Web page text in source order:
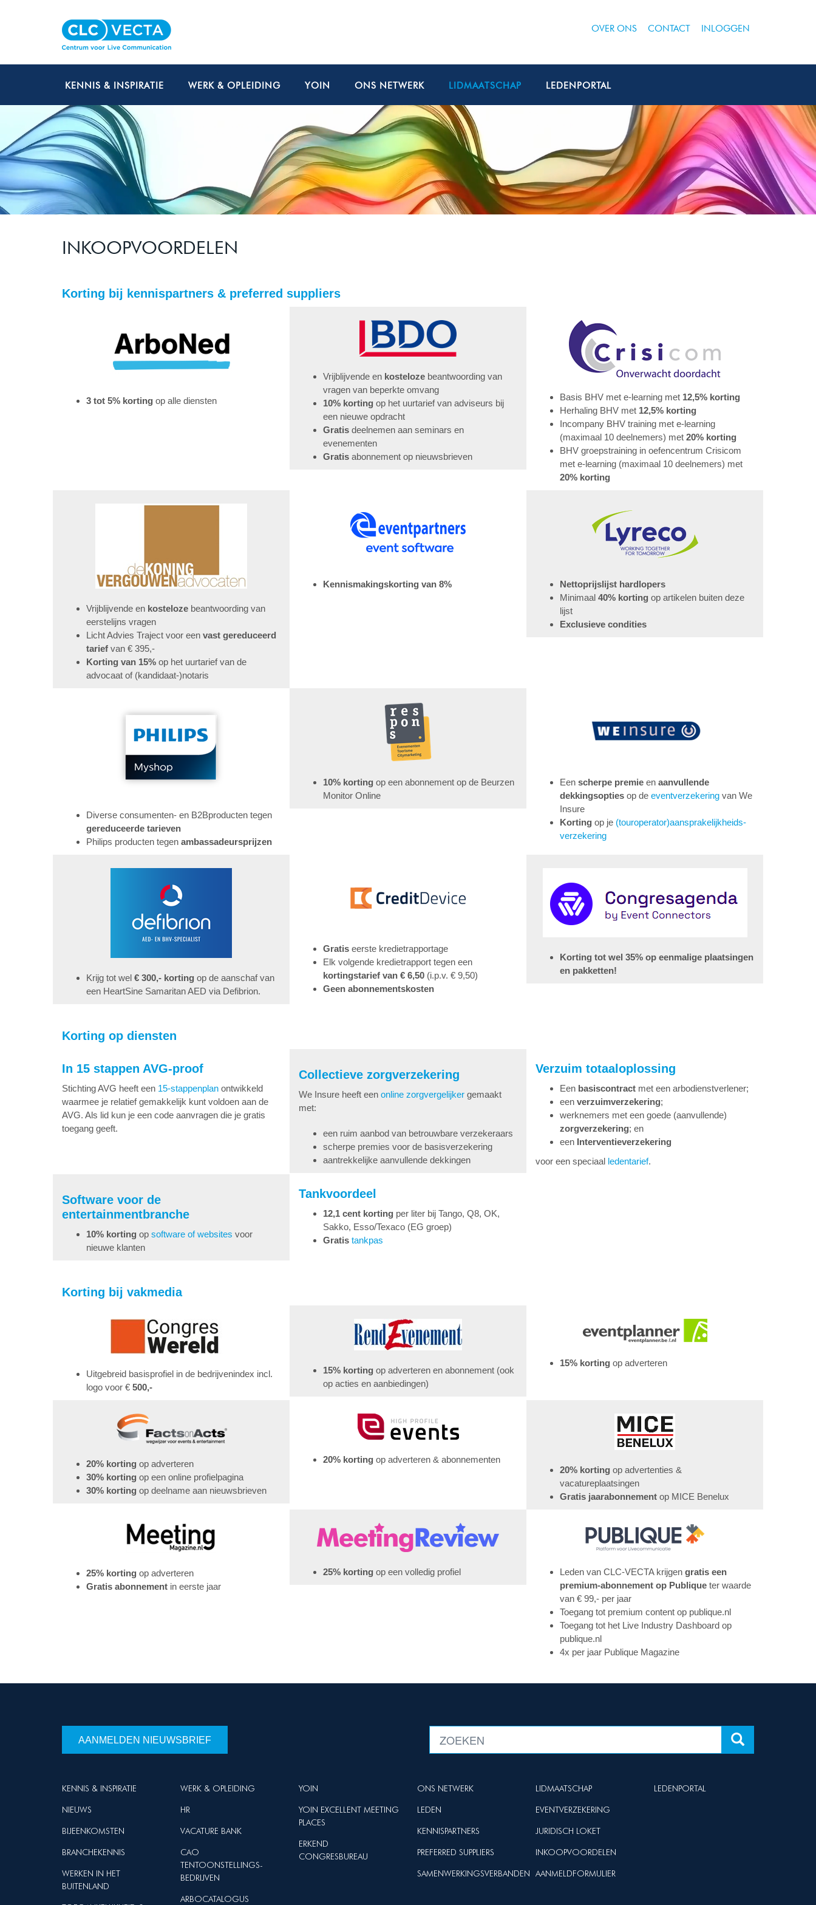
OVER ONS CONTACT INLOGGEN
KENNIS & INSPIRATIE WERK & OPLEIDING YOIN ONS NETWERK LIDMAATSCHAP LEDENPORTAL
INKOOPVOORDELEN
Korting bij kennispartners & preferred suppliers
3 tot 5% korting op alle diensten
Vrijblijvende en kosteloze beantwoording van
vragen van beperkte omvang
10% korting op het uurtarief van adviseurs bij
een nieuwe opdracht
Gratis deelnemen aan seminars en
evenementen
Gratis abonnement op nieuwsbrieven
Basis BHV met e-learning met 12,5% korting
Herhaling BHV met 12,5% korting
Incompany BHV training met e-learning
(maximaal 10 deelnemers) met 20% korting
BHV groepstraining in oefencentrum Crisicom
met e-learning (maximaal 10 deelnemers) met
20% korting
Vrijblijvende en kosteloze beantwoording van
eerstelijns vragen
Licht Advies Traject voor een vast gereduceerd
tarief van € 395,-
Korting van 15% op het uurtarief van de
advocaat of (kandidaat-)notaris
Kennismakingskorting van 8%
Nettoprijslijst hardlopers
Minimaal 40% korting op artikelen buiten deze
lijst
Exclusieve condities
Diverse consumenten- en B2Bproducten tegen
gereduceerde tarieven
Philips producten tegen ambassadeursprijzen
10% korting op een abonnement op de Beurzen
Monitor Online
Een scherpe premie en aanvullende
dekkingsopties op de eventverzekering van We
Insure
Korting op je (touroperator)aansprakelijkheids-
verzekering
Krijg tot wel € 300,- korting op de aanschaf van
een HeartSine Samaritan AED via Defibrion.
Gratis eerste kredietrapportage
Elk volgende kredietrapport tegen een
kortingstarief van € 6,50 (i.p.v. € 9,50)
Geen abonnementskosten
Korting tot wel 35% op eenmalige plaatsingen
en pakketten!
Korting op diensten
In 15 stappen AVG-proof
Stichting AVG heeft een 15-stappenplan ontwikkeld
waarmee je relatief gemakkelijk kunt voldoen aan de
AVG. Als lid kun je een code aanvragen die je gratis
toegang geeft.
Collectieve zorgverzekering
We Insure heeft een online zorgvergelijker gemaakt
met:
een ruim aanbod van betrouwbare verzekeraars
scherpe premies voor de basisverzekering
aantrekkelijke aanvullende dekkingen
Verzuim totaaloplossing
Een basiscontract met een arbodienstverlener;
een verzuimverzekering;
werknemers met een goede (aanvullende)
zorgverzekering; en
een Interventieverzekering
voor een speciaal ledentarief.
Software voor de
entertainmentbranche
10% korting op software of websites voor
nieuwe klanten
Tankvoordeel
12,1 cent korting per liter bij Tango, Q8, OK,
Sakko, Esso/Texaco (EG groep)
Gratis tankpas
Korting bij vakmedia
Uitgebreid basisprofiel in de bedrijvenindex incl.
logo voor € 500,-
15% korting op adverteren en abonnement (ook
op acties en aanbiedingen)
15% korting op adverteren
20% korting op adverteren
30% korting op een online profielpagina
30% korting op deelname aan nieuwsbrieven
20% korting op adverteren & abonnementen
20% korting op advertenties &
vacatureplaatsingen
Gratis jaarabonnement op MICE Benelux
25% korting op adverteren
Gratis abonnement in eerste jaar
25% korting op een volledig profiel Leden van CLC-VECTA krijgen gratis een
premium-abonnement op Publique ter waarde
van € 99,- per jaar
Toegang tot premium content op publique.nl
Toegang tot het Live Industry Dashboard op
publique.nl
4x per jaar Publique Magazine
AANMELDEN NIEUWSBRIEF
KENNIS & INSPIRATIE
NIEUWS
BIJEENKOMSTEN
BRANCHEKENNIS
WERKEN IN HET
BUITENLAND
WERK & OPLEIDING
HR
VACATURE BANK
CAO
TENTOONSTELLINGS-
BEDRIJVEN
ARBOCATALOGUS
YOIN
YOIN EXCELLENT MEETING
PLACES
ERKEND
CONGRESBUREAU
ONS NETWERK
LEDEN
KENNISPARTNERS
PREFERRED SUPPLIERS
SAMENWERKINGSVERBANDEN
LIDMAATSCHAP
EVENTVERZEKERING
JURIDISCH LOKET
INKOOPVOORDELEN
AANMELDFORMULIER
LEDENPORTAL